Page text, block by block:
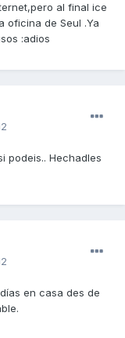
al final ice
oficina de Seul .Ya
:adios
podeis.. Hechadles
en casa des de